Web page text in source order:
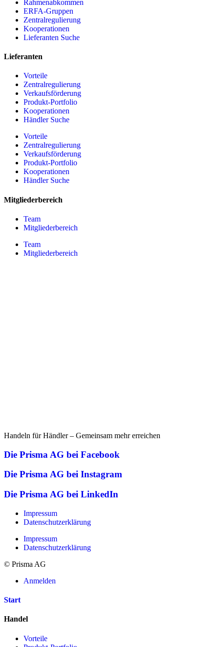
Rahmenabkommen
ERFA-Gruppen
Zentralregulierung
Kooperationen
Lieferanten Suche
Lieferanten
Vorteile
Zentralregulierung
Verkaufsförderung
Produkt-Portfolio
Kooperationen
Händler Suche
Vorteile
Zentralregulierung
Verkaufsförderung
Produkt-Portfolio
Kooperationen
Händler Suche
Mitgliederbereich
Team
Mitgliederbereich
Team
Mitgliederbereich
Handeln für Händler – Gemeinsam mehr erreichen
Die Prisma AG bei Facebook
Die Prisma AG bei Instagram
Die Prisma AG bei LinkedIn
Impressum
Datenschutzerklärung
Impressum
Datenschutzerklärung
© Prisma AG
Anmelden
Start
Handel
Vorteile